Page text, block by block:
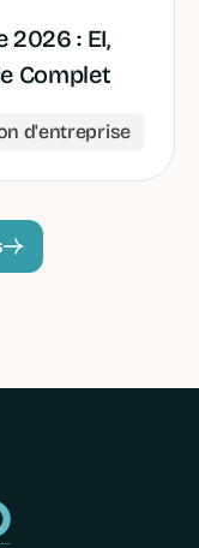
2026 : EI,
Complet
d'entreprise